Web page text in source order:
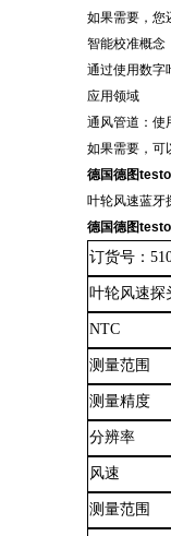
如果需要，您
智能校准概念
通过使用数字
应用领域
通风管道：使
如果需要，可
德国德图
叶轮风速蓝牙
德国德图
订货号：
叶轮风速探
NTC
测量范围
测量精度
分辨率
风速
测量范围